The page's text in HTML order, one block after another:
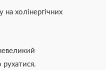
холінергічних